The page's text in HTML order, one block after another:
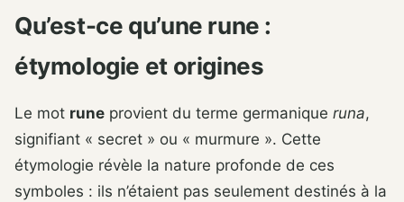
Qu’est-ce qu’une rune :
étymologie et origines
Le mot rune provient du terme germanique runa,
signifiant « secret » ou « murmure ». Cette
étymologie révèle la nature profonde de ces
symboles : ils n’étaient pas seulement destinés à la